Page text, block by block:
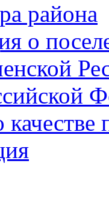
района
о
качестве